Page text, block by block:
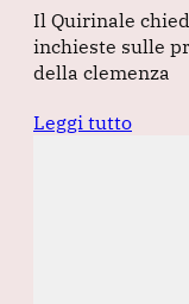
Il Quirinale
inchieste sulle
della clemenza
Leggi tutto